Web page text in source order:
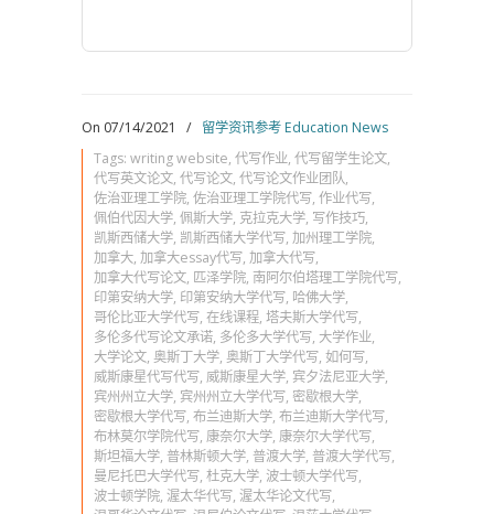
On 07/14/2021 / 留学资讯参考 Education News
Tags: writing website, 代写作业, 代写留学生论文,
代写英文论文, 代写论文, 代写论文作业团队,
佐治亚理工学院, 佐治亚理工学院代写, 作业代写,
佩伯代因大学, 佩斯大学, 克拉克大学, 写作技巧,
凯斯西储大学, 凯斯西储大学代写, 加州理工学院,
加拿大, 加拿大essay代写, 加拿大代写,
加拿大代写论文, 匹泽学院, 南阿尔伯塔理工学院代写,
印第安纳大学, 印第安纳大学代写, 哈佛大学,
哥伦比亚大学代写, 在线课程, 塔夫斯大学代写,
多伦多代写论文承诺, 多伦多大学代写, 大学作业,
大学论文, 奥斯丁大学, 奥斯丁大学代写, 如何写,
威斯康星代写代写, 威斯康星大学, 宾夕法尼亚大学,
宾州州立大学, 宾州州立大学代写, 密歇根大学,
密歇根大学代写, 布兰迪斯大学, 布兰迪斯大学代写,
布林莫尔学院代写, 康奈尔大学, 康奈尔大学代写,
斯坦福大学, 普林斯顿大学, 普渡大学, 普渡大学代写,
曼尼托巴大学代写, 杜克大学, 波士顿大学代写,
波士顿学院, 渥太华代写, 渥太华论文代写,